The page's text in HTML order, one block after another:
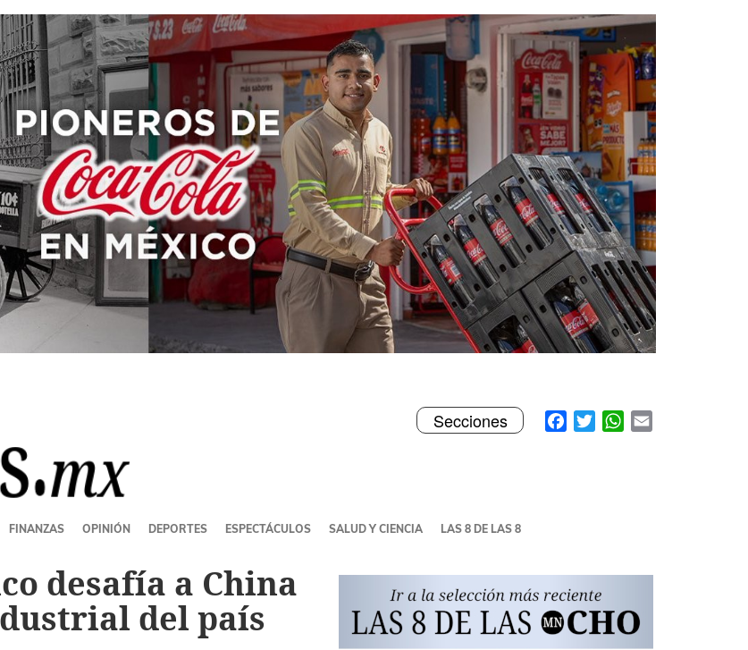
Facebook
TwitterWhatsApp
Toggle
navigation
Secciones
FINANZAS OPINIÓN DEPORTES ESPECTÁCULOS SALUD Y CIENCIA LAS 8 DE LAS 8
desafía a China
del país